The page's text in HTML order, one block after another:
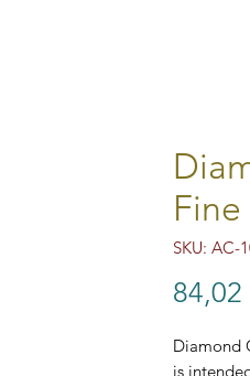
SKU: AC-
84,02
Diamond
is